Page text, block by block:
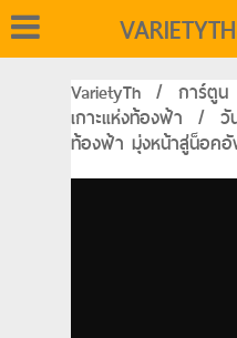
VarietyTh / การ์ตูน
เกาะแห่งท้องฟ้า / วั
ท้องฟ้า มุ่งหน้าสู่น็อค